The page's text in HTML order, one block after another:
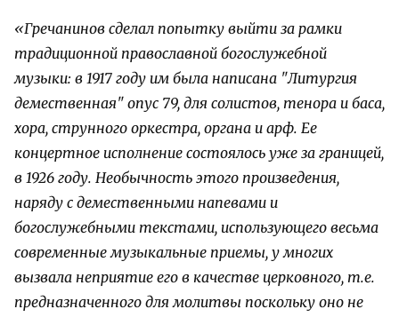
«Гречанинов сделал попытку выйти за рамки
традиционной православной богослужебной
музыки: в 1917 году им была написана "Литургия
демественная" опус 79, для солистов, тенора и баса,
хора, струнного оркестра, органа и арф. Ее
концертное исполнение состоялось уже за границей,
в 1926 году. Необычность этого произведения,
наряду с демественными напевами и
богослужебными текстами, использующего весьма
современные музыкальные приемы, у многих
вызвала неприятие его в качестве церковного, т.е.
предназначенного для молитвы поскольку оно не